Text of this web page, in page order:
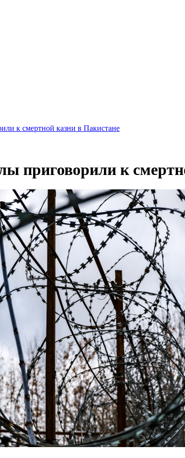
к смертной казни в Пакистане
приговорили к